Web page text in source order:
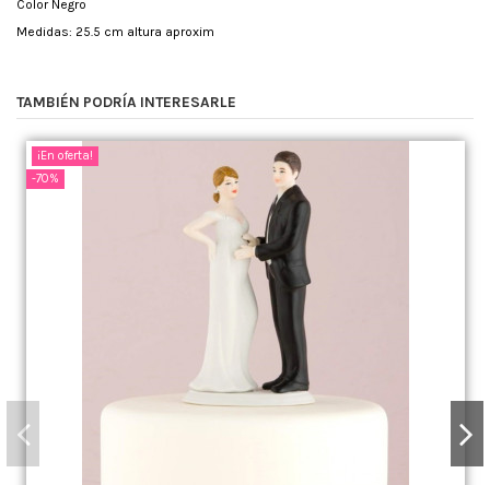
Color Negro
Medidas: 25.5 cm altura aproxim
TAMBIÉN PODRÍA INTERESARLE
¡En oferta!
-70%